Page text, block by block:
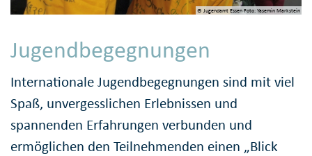
© Jugendamt Essen Foto: Yasemin Markstein
Jugendbegegnungen
Internationale Jugendbegegnungen sind mit viel
Spaß, unvergesslichen Erlebnissen und
spannenden Erfahrungen verbunden und
ermöglichen den Teilnehmenden einen „Blick